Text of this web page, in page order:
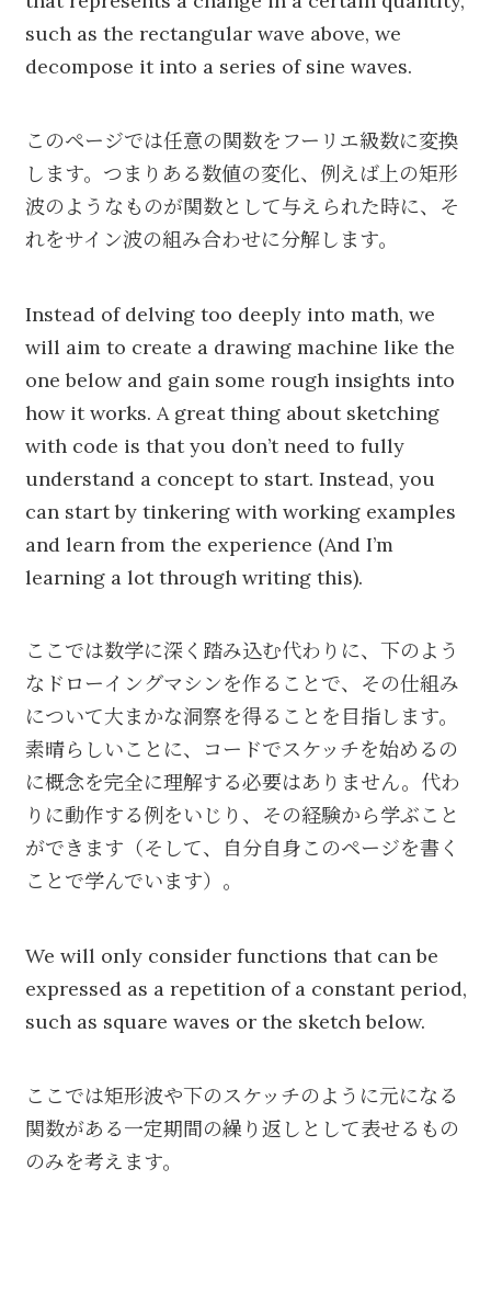
such as the rectangular wave above, we
decompose it into a series of sine waves.
このページでは任意の関数をフーリエ級数に変換
します。つまりある数値の変化、例えば上の矩形
波のようなものが関数として与えられた時に、そ
れをサイン波の組み合わせに分解します。
Instead of delving too deeply into math, we
will aim to create a drawing machine like the
one below and gain some rough insights into
how it works. A great thing about sketching
with code is that you don’t need to fully
understand a concept to start. Instead, you
can start by tinkering with working examples
and learn from the experience (And I’m
learning a lot through writing this).
ここでは数学に深く踏み込む代わりに、下のよう
なドローイングマシンを作ることで、その仕組み
について大まかな洞察を得ることを目指します。
素晴らしいことに、コードでスケッチを始めるの
に概念を完全に理解する必要はありません。代わ
りに動作する例をいじり、その経験から学ぶこと
ができます（そして、自分自身このページを書く
ことで学んでいます）。
We will only consider functions that can be
expressed as a repetition of a constant period,
such as square waves or the sketch below.
ここでは矩形波や下のスケッチのように元になる
関数がある一定期間の繰り返しとして表せるもの
のみを考えます。